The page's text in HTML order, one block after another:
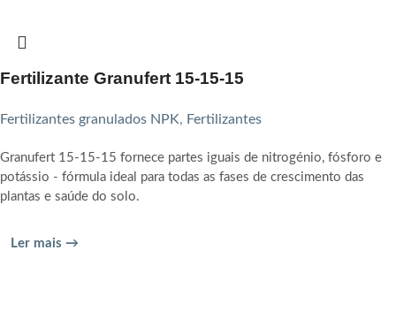
Fertilizante Granufert 15-15-15
Fertilizantes granulados NPK, Fertilizantes
Granufert 15-15-15 fornece partes iguais de nitrogénio, fósforo e
potássio - fórmula ideal para todas as fases de crescimento das
plantas e saúde do solo.
Ler mais →